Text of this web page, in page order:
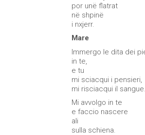
por unë flatrat
në shpinë
i nxjerr.
Mare
Immergo le dita dei
in te,
e tu
mi sciacqui i pensieri,
mi risciacqui il sangue.
Mi avvolgo in te
e faccio nascere
ali
sulla schiena.